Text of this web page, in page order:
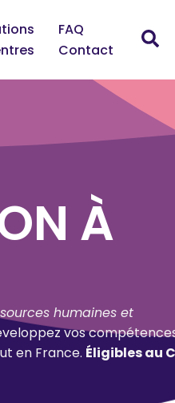
FAQ
Contact
À
humaines et
vos
en France. Éligibles au